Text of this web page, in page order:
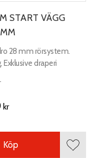
START VÄGG
28 mm rörsystem.
Exklusive draperi
kr
Köp